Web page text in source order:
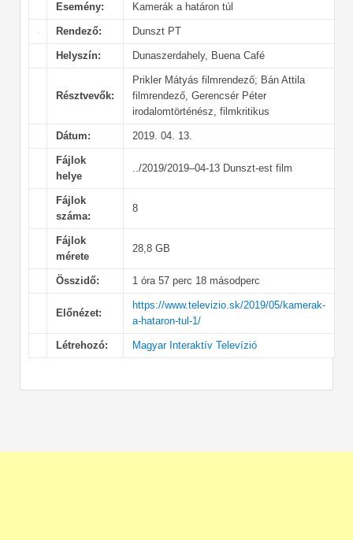
Esemény: Kamerák a határon túl
Rendező: Dunszt PT
Helyszín: Dunaszerdahely, Buena Café
Résztvevők:
Prikler Mátyás filmrendező; Bán Attila
filmrendező, Gerencsér Péter
irodalomtörténész, filmkritikus
Dátum: 2019. 04. 13.
Fájlok
helye
../2019/2019–04-13 Dunszt-est film
Fájlok
száma:
8
Fájlok
mérete
28,8 GB
Összidő: 1 óra 57 perc 18 másodperc
Előnézet:
https://www.televizio.sk/2019/05/kamerak-
a-hataron-tul-1/
Létrehozó: Magyar Interaktív Televízió